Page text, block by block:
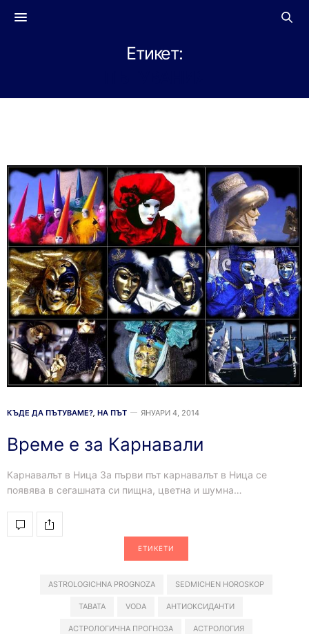
Етикет:
КЪДЕ ДА ПЪТУВАМЕ?, НА ПЪТ ЯНУАРИ 4, 2014
Време е за Карнавали
Карнавалът в Ница За първи път карнавалът в Ница се
появява в сегашната си пищна, цветна и шумна…
ЕТИКЕТИ
ASTROLOGICHNA PROGNOZA SEDMICHEN HOROSKOP
TABATA VODA АНТИОКСИДАНТИ
АСТРОЛОГИЧНА ПРОГНОЗА АСТРОЛОГИЯ